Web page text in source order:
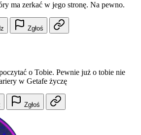
ma zerkać w jego stronę. Na pewno.
Zgłoś
o Tobie. Pewnie już o tobie nie
w Getafe życzę
Zgłoś